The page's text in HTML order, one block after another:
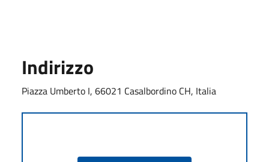
Indirizzo
Piazza Umberto I, 66021 Casalbordino CH, Italia